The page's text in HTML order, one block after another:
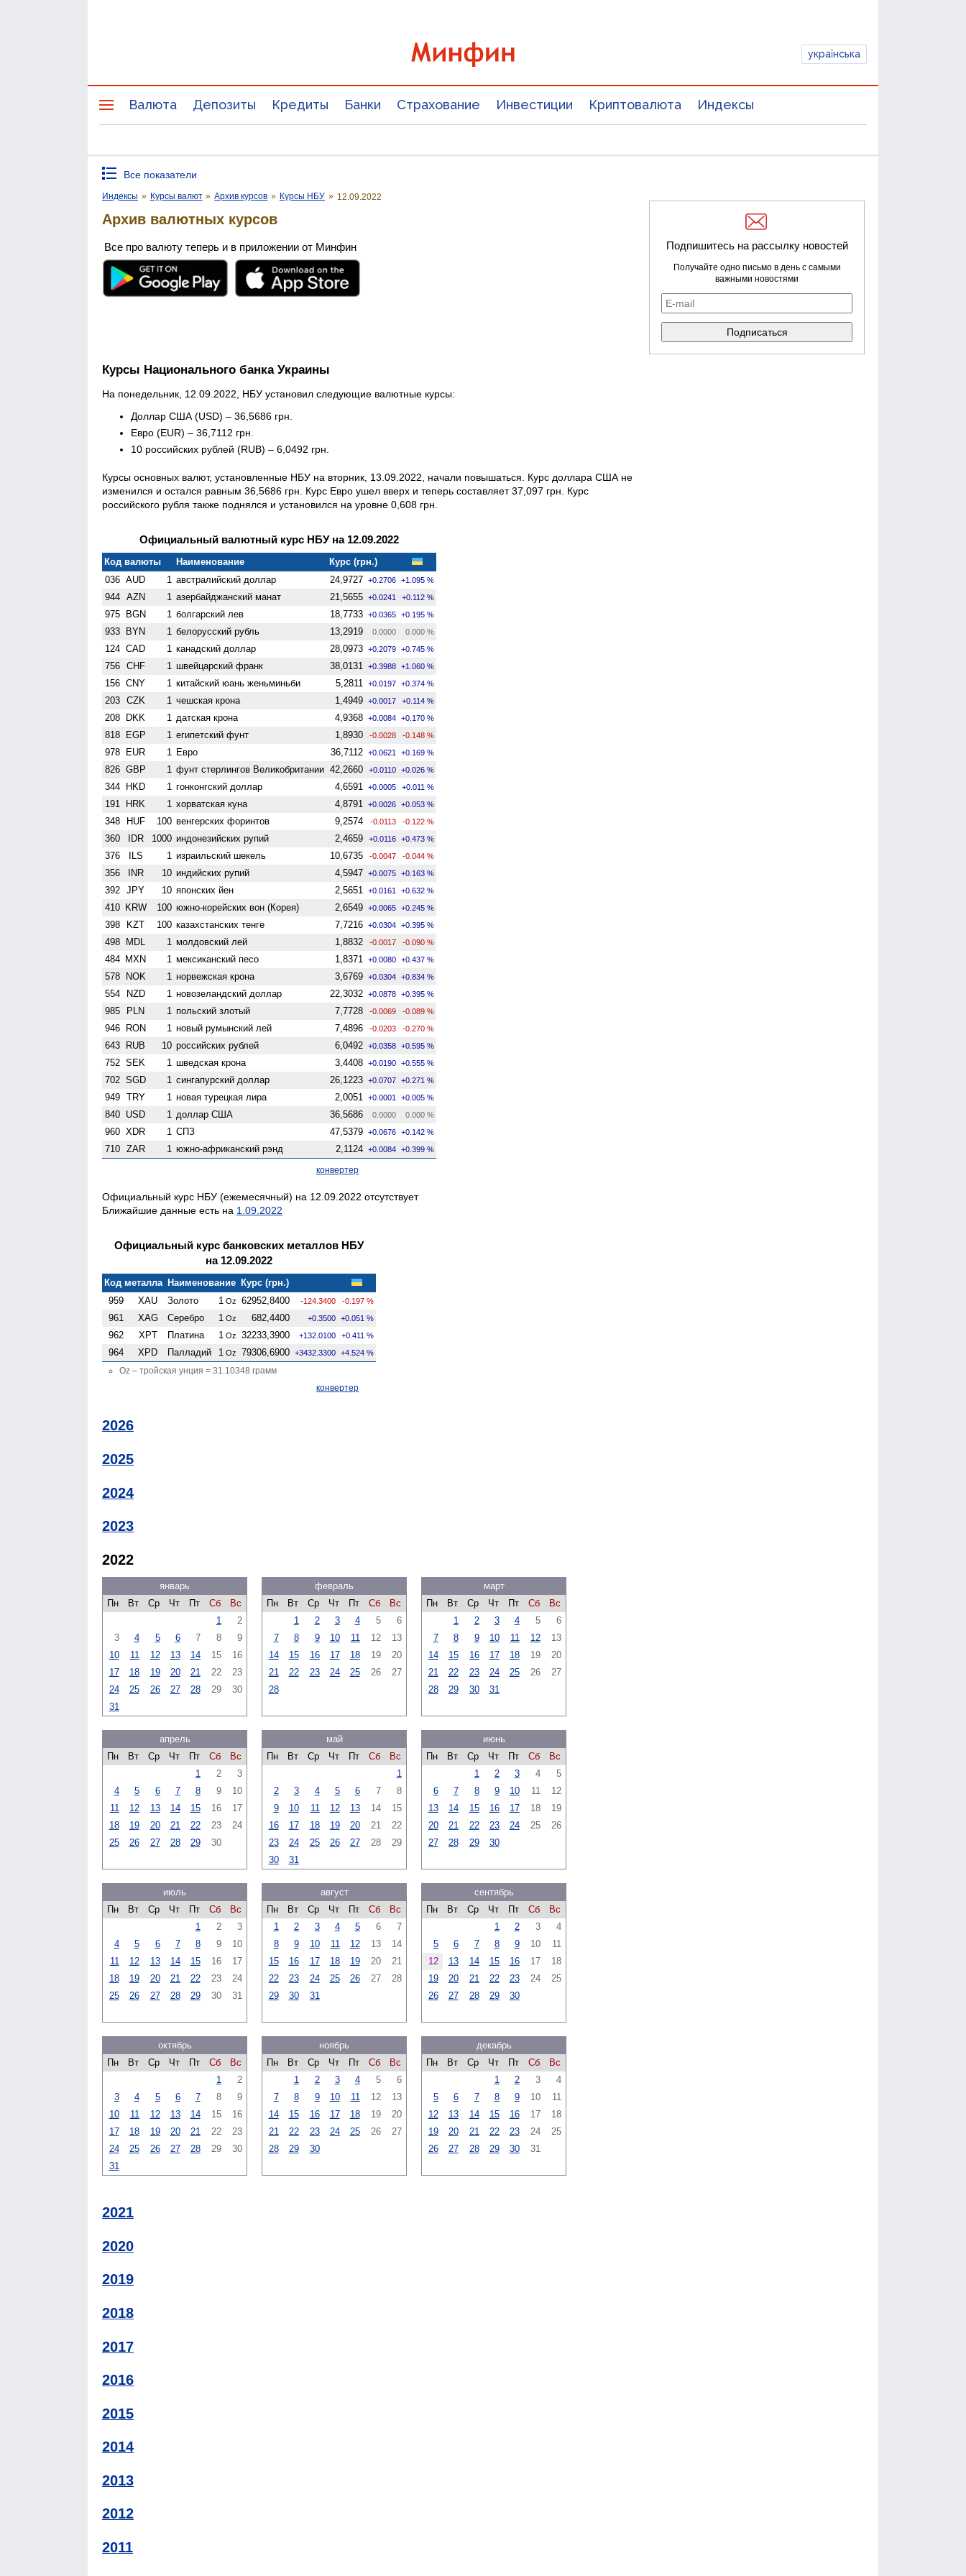
українська
Валюта Депозиты Кредиты Банки Страхование Инвестиции Криптовалюта Индексы
Все показатели
Индексы » Курсы валют » Архив курсов » Курсы НБУ » 12.09.2022
Архив валютных курсов
Все про валюту теперь и в приложении от Минфин
Курсы Национального банка Украины
На понедельник, 12.09.2022, НБУ установил следующие валютные курсы:
Доллар США (USD) – 36,5686 грн.
Евро (EUR) – 36,7112 грн.
10 российских рублей (RUB) – 6,0492 грн.
Курсы основных валют, установленные НБУ на вторник, 13.09.2022, начали повышаться. Курс доллара США не
изменился и остался равным 36,5686 грн. Курс Евро ушел вверх и теперь составляет 37,097 грн. Курс
российского рубля также поднялся и установился на уровне 0,608 грн.
Официальный валютный курс НБУ на 12.09.2022
Код валюты Наименование
Курс (грн.)
036 AUD 1 австралийский доллар 24,9727 +0.2706 +1.095 %
944 AZN 1 азербайджанский манат 21,5655 +0.0241 +0.112 %
975 BGN 1 болгарский лев 18,7733 +0.0365 +0.195 %
933 BYN 1 белорусский рубль 13,2919 0.0000 0.000 %
124 CAD 1 канадский доллар 28,0973 +0.2079 +0.745 %
756 CHF 1 швейцарский франк 38,0131 +0.3988 +1.060 %
156 CNY 1 китайский юань женьминьби 5,2811 +0.0197 +0.374 %
203 CZK 1 чешская крона 1,4949 +0.0017 +0.114 %
208 DKK 1 датская крона 4,9368 +0.0084 +0.170 %
818 EGP 1 египетский фунт 1,8930 -0.0028 -0.148 %
978 EUR 1 Евро 36,7112 +0.0621 +0.169 %
826 GBP 1 фунт стерлингов Велико­британии 42,2660 +0.0110 +0.026 %
344 HKD 1 гонконгский доллар 4,6591 +0.0005 +0.011 %
191 HRK 1 хорватская куна 4,8791 +0.0026 +0.053 %
348 HUF 100 венгерских форинтов 9,2574 -0.0113 -0.122 %
360 IDR 1000 индонезийских рупий 2,4659 +0.0116 +0.473 %
376 ILS 1 израильский шекель 10,6735 -0.0047 -0.044 %
356 INR 10 индийских рупий 4,5947 +0.0075 +0.163 %
392 JPY 10 японских йен 2,5651 +0.0161 +0.632 %
410 KRW 100 южно-корейских вон (Корея) 2,6549 +0.0065 +0.245 %
398 KZT 100 казахстанских тенге 7,7216 +0.0304 +0.395 %
498 MDL 1 молдовский лей 1,8832 -0.0017 -0.090 %
484 MXN 1 мексиканский песо 1,8371 +0.0080 +0.437 %
578 NOK 1 норвежская крона 3,6769 +0.0304 +0.834 %
554 NZD 1 ново­зеландский доллар 22,3032 +0.0878 +0.395 %
985 PLN 1 польский злотый 7,7728 -0.0069 -0.089 %
946 RON 1 новый румынский лей 7,4896 -0.0203 -0.270 %
643 RUB 10 российских рублей 6,0492 +0.0358 +0.595 %
752 SEK 1 шведская крона 3,4408 +0.0190 +0.555 %
702 SGD 1 сингапурский доллар 26,1223 +0.0707 +0.271 %
949 TRY 1 новая турецкая лира 2,0051 +0.0001 +0.005 %
840 USD 1 доллар США 36,5686 0.0000 0.000 %
960 XDR 1 СПЗ 47,5379 +0.0676 +0.142 %
710 ZAR 1 южно-африканский рэнд 2,1124 +0.0084 +0.399 %
конвертер
Официальный курс НБУ (ежемесячный) на 12.09.2022 отсутствует
Ближайшие данные есть на 1.09.2022
Официальный курс банковских металлов НБУ
на 12.09.2022
Код металла Наименование Курс (грн.)
959
XAU Золото 1 Oz 62952,8400 -124.3400 -0.197 %
961 XAG Серебро 1 Oz 682,4400 +0.3500 +0.051 %
962 XPT Платина 1 Oz 32233,3900 +132.0100 +0.411 %
964 XPD Палладий 1 Oz 79306,6900 +3432.3300 +4.524 %
Oz – тройская унция = 31.10348 грамм
конвертер
2026
2025
2024
2023
2022
январь
Пн
Вт Ср Чт Пт Сб
Вс
1
2
3
4 5 6 7 8
9
10
11 12 13 14 15
16
17
18 19 20 21 22
23
24
25 26 27 28 29
30
31
февраль
Пн
Вт Ср Чт Пт Сб
Вс
1
2 3 4 5
6
7
8 9 10 11 12
13
14
15 16 17 18 19
20
21
22 23 24 25 26
27
28
март
Пн
Вт Ср Чт Пт Сб
Вс
1
2 3 4 5
6
7
8 9 10 11 12
13
14
15 16 17 18 19
20
21
22 23 24 25 26
27
28
29 30 31
апрель
Пн
Вт Ср Чт Пт Сб
Вс
1
2
3
4
5 6 7 8 9
10
11
12 13 14 15 16
17
18
19 20 21 22 23
24
25
26 27 28 29 30
май
Пн
Вт Ср Чт Пт Сб
Вс
1
2
3 4 5 6 7
8
9
10 11 12 13 14
15
16
17 18 19 20 21
22
23
24 25 26 27 28
29
30
31
июнь
Пн
Вт Ср Чт Пт Сб
Вс
1
2 3 4
5
6
7 8 9 10 11
12
13
14 15 16 17 18
19
20
21 22 23 24 25
26
27
28 29 30
июль
Пн
Вт Ср Чт Пт Сб
Вс
1
2
3
4
5 6 7 8 9
10
11
12 13 14 15 16
17
18
19 20 21 22 23
24
25
26 27 28 29 30 31
август
Пн
Вт Ср Чт Пт Сб
Вс
1
2 3 4 5 6
7
8
9 10 11 12 13
14
15
16 17 18 19 20
21
22
23 24 25 26 27
28
29
30 31
сентябрь
Пн
Вт Ср Чт Пт Сб
Вс
1
2 3
4
5
6 7 8 9 10
11
12
13 14 15 16 17
18
19
20 21 22 23 24
25
26
27 28 29 30
октябрь
Пн
Вт Ср Чт Пт Сб
Вс
1
2
3
4 5 6 7 8
9
10
11 12 13 14 15
16
17
18 19 20 21 22
23
24
25 26 27 28 29
30
31
ноябрь
Пн
Вт Ср Чт Пт Сб
Вс
1
2 3 4 5
6
7
8 9 10 11 12
13
14
15 16 17 18 19
20
21
22 23 24 25 26
27
28
29 30
декабрь
Пн
Вт Ср Чт Пт Сб
Вс
1
2 3
4
5
6 7 8 9 10
11
12
13 14 15 16 17
18
19
20 21 22 23 24
25
26
27 28 29 30 31
2021
2020
2019
2018
2017
2016
2015
2014
2013
2012
2011
Подпишитесь на рассылку новостей
Получайте одно письмо в день с самыми
важными новостями